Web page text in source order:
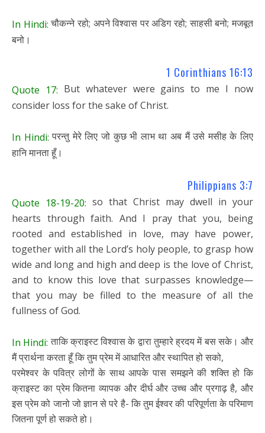
In Hindi:चौकन्ने रहो; अपने विश्वास पर अडिग रहो; साहसी बनो; मजबूत
बनो।
1 Corinthians 16:13
Quote 17: But whatever were gains to me I now
consider loss for the sake of Christ.
In Hindi: परन्तु मेरे लिए जो कुछ भी लाभ था अब मैं उसे मसीह के लिए
हानि मानता हूँ।
Philippians 3:7
Quote 18-19-20: so that Christ may dwell in your
hearts through faith. And I pray that you, being
rooted and established in love, may have power,
together with all the Lord’s holy people, to grasp how
wide and long and high and deep is the love of Christ,
and to know this love that surpasses knowledge—
that you may be filled to the measure of all the
fullness of God.
In Hindi: ताकि क्राइस्ट विश्वास के द्वारा तुम्हारे ह्रदय में बस सके। और
मैं प्रार्थना करता हूँ कि तुम प्रेम में आधारित और स्थापित हो सको,
परमेश्वर के पवित्र लोगों के साथ आपके पास समझने की शक्ति हो कि
क्राइस्ट का प्रेम कितना व्यापक और दीर्घ और उच्च और प्रगाढ़ है, और
इस प्रेम को जानो जो ज्ञान से परे है- कि तुम ईश्वर की परिपूर्णता के परिमाण
जितना पूर्ण हो सकते हो।